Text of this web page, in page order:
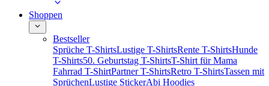
Shoppen
Bestseller
Sprüche T-ShirtsLustige T-ShirtsRente T-ShirtsHunde
T-Shirts50. Geburtstag T-ShirtsT-Shirt für Mama
Fahrrad T-ShirtPartner T-ShirtsRetro T-ShirtsTassen mit
SprüchenLustige StickerAbi Hoodies